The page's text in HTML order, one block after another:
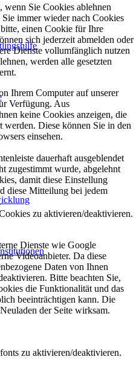
wenn Sie Cookies ablehnen
immer wieder nach Cookies
einen Cookie für Ihre
sich jederzeit abmelden oder
Dienste vollumfänglich nutzen
werden alle gesetzten
Ihrem Computer auf unserer
Verfügung. Aus
keine Cookies anzeigen, die
werden. Diese können Sie in den
einsehen.
dauerhaft ausgeblendet
zugestimmt wurde, abgelehnt
damit diese Einstellung
diese Mitteilung bei jedem
zu aktivieren/deaktivieren.
Dienste wie Google
Videoanbieter. Da diese
Daten von Ihnen
Bitte beachten Sie,
die Funktionalität und das
beeinträchtigen kann. Die
der Seite wirksam.
zu aktivieren/deaktivieren.